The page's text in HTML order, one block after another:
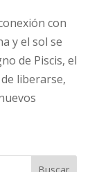
con
y el sol se
de Piscis, el
liberarse,